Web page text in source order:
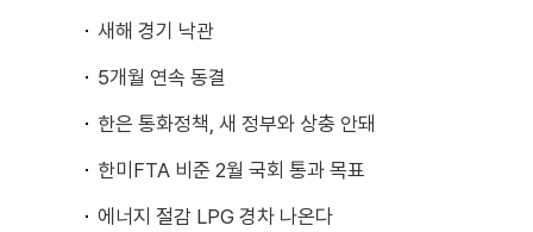
새해 경기 낙관
5개월 연속 동결
한은 통화정책, 새 정부와 상충 안돼
한미FTA 비준 2월 국회 통과 목표
에너지 절감 LPG 경차 나온다